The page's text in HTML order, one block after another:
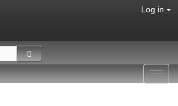
Log in